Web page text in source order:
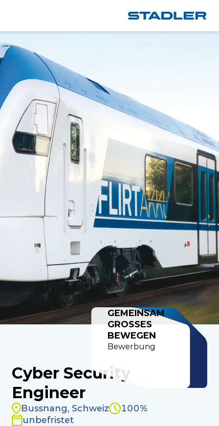
GEMEINSAM
GROSSES
BEWEGEN
Bewerbung
Cyber Security
Engineer
Bussnang, Schweiz
100%
unbefristet